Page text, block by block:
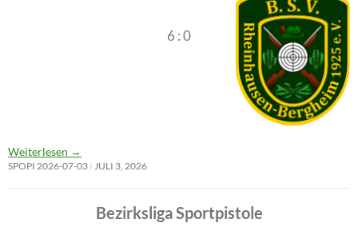
6 : 0
Weiterlesen →
SPOPI 2026-07-03 JULI 3, 2026
Bezirksliga Sportpistole